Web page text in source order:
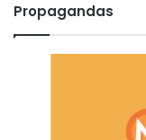
Propagandas